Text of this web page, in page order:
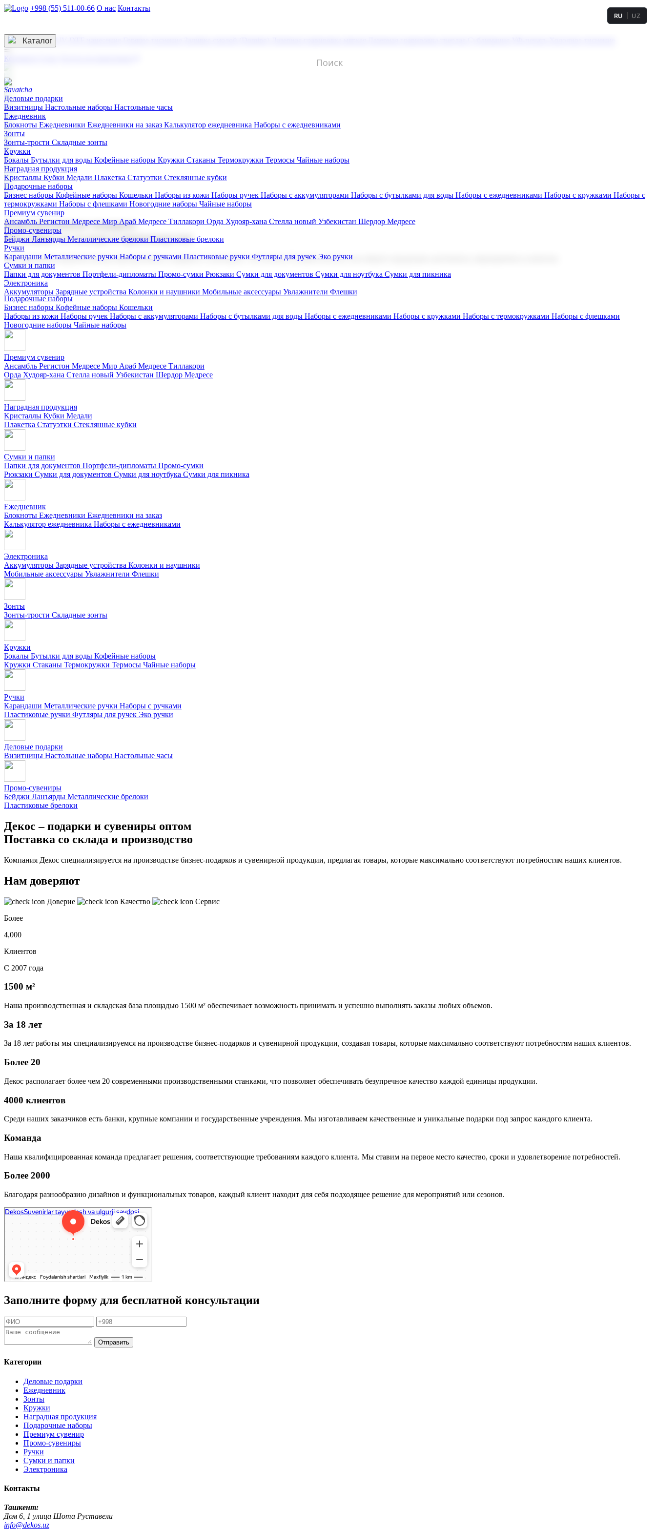
+998 (55) 511-00-66 О нас Контакты
3D гравировка
RU UZ
☰
Контакты
Каталог
Деловые подарки
Визитницы Настольные наборы Настольные часы
Ежедневник
Блокноты Ежедневники Ежедневники на заказ Калькулятор ежедневника Наборы с ежедневниками
Зонты
Зонты-трости Складные зонты
Кружки
Бокалы Бутылки для воды Кофейные наборы Кружки Стаканы Термокружки Термосы Чайные наборы
Наградная продукция
Kристаллы Кубки Медали Плакетка Статуэтки Стеклянные кубки
Подарочные наборы
Бизнес наборы Кофейные наборы Кошельки Наборы из кожи Наборы ручек Наборы с аккумуляторами Наборы с бутылками для воды Наборы с ежедневниками Наборы с кружками Наборы с
термокружками Наборы с флешками Новогодние наборы Чайные наборы
Премиум сувенир
Ансамбль Регистон Медресе Мир Араб Медресе Тиллакори Орда Худояр-хана Стелла новый Узбекистан Шердор Медресе
Промо-сувениры
Бейджи Ланъярды Металлические брелоки Пластиковые брелоки
Ручки
Карандаши Металлические ручки Наборы с ручками Пластиковые ручки Футляры для ручек Эко ручки
Сумки и папки
Папки для документов Портфели-дипломаты Промо-сумки Рюкзаки Сумки для документов Сумки для ноутбука Сумки для пикника
Электроника
Аккумуляторы Зарядные устройства Колонки и наушники Мобильные аксессуары Увлажнители Флешки
Корпоративные подарки
Поставка со склада и производство
Мы предлагаем широкий выбор корпоративных подарков и сувениров с логотипом. В нашем каталоге вы найдете продукцию для бизнеса, мероприятия и клиентов.
Подарочные наборы
Бизнес наборы Кофейные наборы Кошельки
Наборы из кожи Наборы ручек Наборы с аккумуляторами Наборы с бутылками для воды Наборы с ежедневниками Наборы с кружками Наборы с термокружками Наборы с флешками
Новогодние наборы Чайные наборы
Премиум сувенир
Ансамбль Регистон Медресе Мир Араб Медресе Тиллакори
Орда Худояр-хана Стелла новый Узбекистан Шердор Медресе
Наградная продукция
Kристаллы Кубки Медали
Плакетка Статуэтки Стеклянные кубки
Сумки и папки
Папки для документов Портфели-дипломаты Промо-сумки
Рюкзаки Сумки для документов Сумки для ноутбука Сумки для пикника
Ежедневник
Блокноты Ежедневники Ежедневники на заказ
Калькулятор ежедневника Наборы с ежедневниками
Электроника
Аккумуляторы Зарядные устройства Колонки и наушники
Мобильные аксессуары Увлажнители Флешки
Зонты
Зонты-трости Складные зонты
Кружки
Бокалы Бутылки для воды Кофейные наборы
Кружки Стаканы Термокружки Термосы Чайные наборы
Ручки
Карандаши Металлические ручки Наборы с ручками
Пластиковые ручки Футляры для ручек Эко ручки
Деловые подарки
Визитницы Настольные наборы Настольные часы
Промо-сувениры
Бейджи Ланъярды Металлические брелоки
Пластиковые брелоки
Декос – подарки и сувениры оптом
Поставка со склада и производство
Компания Декос специализируется на производстве бизнес-подарков и сувенирной продукции, предлагая товары, которые максимально соответствуют потребностям наших клиентов.
Нам доверяют
Доверие Качество
Сервис
Более
4,000
Клиентов
С 2007 года
1500 м²
Наша производственная и складская база площадью 1500 м² обеспечивает возможность принимать и успешно выполнять заказы любых объемов.
За 18 лет
За 18 лет работы мы специализируемся на производстве бизнес-подарков и сувенирной продукции, создавая товары, которые максимально соответствуют потребностям наших клиентов.
Более 20
Декос располагает более чем 20 современными производственными станками, что позволяет обеспечивать безупречное качество каждой единицы продукции.
4000 клиентов
Среди наших заказчиков есть банки, крупные компании и государственные учреждения. Мы изготавливаем качественные и уникальные подарки под запрос каждого клиента.
Команда
Наша квалифицированная команда предлагает решения, соответствующие требованиям каждого клиента. Мы ставим на первое место качество, сроки и удовлетворение потребностей.
Более 2000
Благодаря разнообразию дизайнов и функциональных товаров, каждый клиент находит для себя подходящее решение для мероприятий или сезонов.
Заполните форму для бесплатной консультации
Отправить
Категории
Деловые подарки
Ежедневник
Зонты
Кружки
Наградная продукция
Подарочные наборы
Премиум сувенир
Промо-сувениры
Ручки
Сумки и папки
Электроника
Контакты
Ташкент:
Дом 6, 1 улица Шота Руставели
info@dekos.uz